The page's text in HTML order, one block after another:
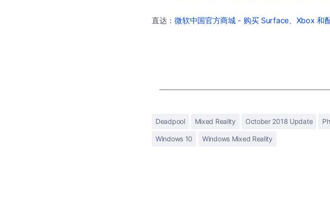
直达：微软中国官方商城 - 购买 Surface、Xbox 和
Deadpool Mixed Reality October 2018 Update
Windows 10 Windows Mixed Reality